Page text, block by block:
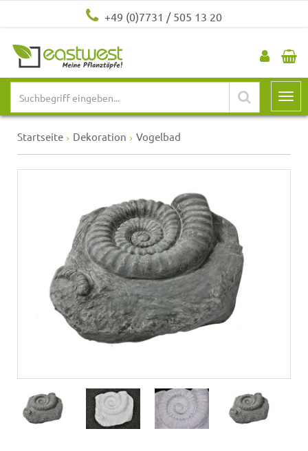
+49 (0)7731 / 505 13 20
Startseite Dekoration Vogelbad